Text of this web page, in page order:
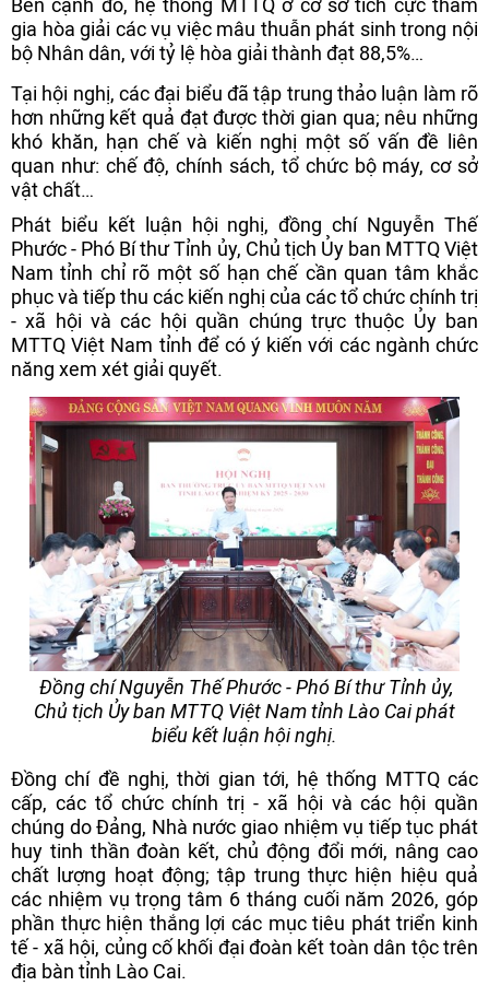
gia hòa giải các vụ việc mâu thuẫn phát sinh trong nội
bộ Nhân dân, với tỷ lệ hòa giải thành đạt 88,5%…
Tại hội nghị, các đại biểu đã tập trung thảo luận làm rõ
hơn những kết quả đạt được thời gian qua; nêu những
khó khăn, hạn chế và kiến nghị một số vấn đề liên
quan như: chế độ, chính sách, tổ chức bộ máy, cơ sở
vật chất…
Phát biểu kết luận hội nghị, đồng chí Nguyễn Thế
Phước - Phó Bí thư Tỉnh ủy, Chủ tịch Ủy ban MTTQ Việt
Nam tỉnh chỉ rõ một số hạn chế cần quan tâm khắc
phục và tiếp thu các kiến nghị của các tổ chức chính trị
- xã hội và các hội quần chúng trực thuộc Ủy ban
MTTQ Việt Nam tỉnh để có ý kiến với các ngành chức
năng xem xét giải quyết.
Đồng chí Nguyễn Thế Phước - Phó Bí thư Tỉnh ủy,
Chủ tịch Ủy ban MTTQ Việt Nam tỉnh Lào Cai phát
biểu kết luận hội nghị.
Đồng chí đề nghị, thời gian tới, hệ thống MTTQ các
cấp, các tổ chức chính trị - xã hội và các hội quần
chúng do Đảng, Nhà nước giao nhiệm vụ tiếp tục phát
huy tinh thần đoàn kết, chủ động đổi mới, nâng cao
chất lượng hoạt động; tập trung thực hiện hiệu quả
các nhiệm vụ trọng tâm 6 tháng cuối năm 2026, góp
phần thực hiện thắng lợi các mục tiêu phát triển kinh
tế - xã hội, củng cố khối đại đoàn kết toàn dân tộc trên
địa bàn tỉnh Lào Cai.